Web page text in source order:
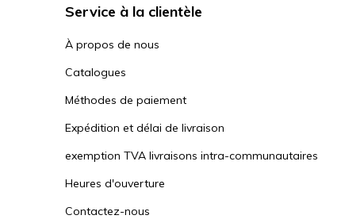
Service à la clientèle
À propos de nous
Catalogues
Méthodes de paiement
Expédition et délai de livraison
exemption TVA livraisons intra-communautaires
Heures d'ouverture
Contactez-nous